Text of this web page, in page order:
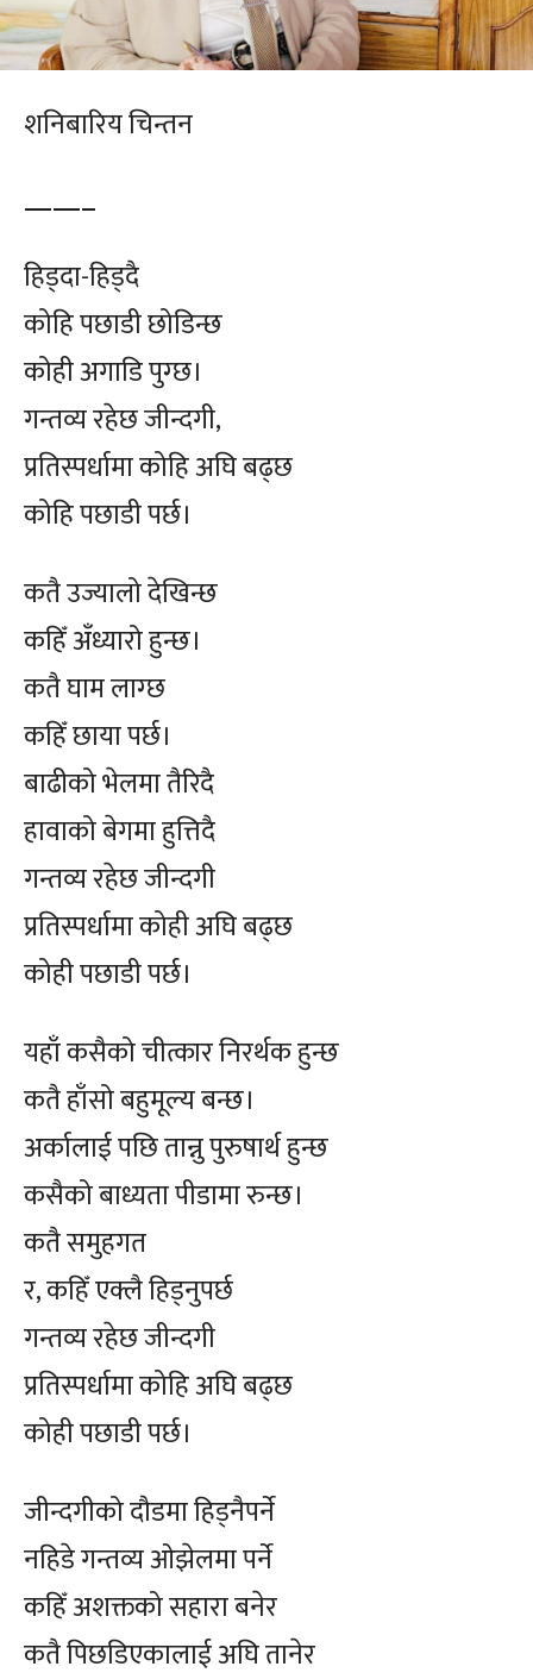
शनिबारिय चिन्तन
——–
हिड्दा-हिड्दै
कोहि पछाडी छोडिन्छ
कोही अगाडि पुग्छ।
गन्तव्य रहेछ जीन्दगी,
प्रतिस्पर्धामा कोहि अघि बढ्छ
कोहि पछाडी पर्छ।
कतै उज्यालो देखिन्छ
कहिँ अँध्यारो हुन्छ।
कतै घाम लाग्छ
कहिँ छाया पर्छ।
बाढीको भेलमा तैरिदै
हावाको बेगमा हुत्तिदै
गन्तव्य रहेछ जीन्दगी
प्रतिस्पर्धामा कोही अघि बढ्छ
कोही पछाडी पर्छ।
यहाँ कसैको चीत्कार निरर्थक हुन्छ
कतै हाँसो बहुमूल्य बन्छ।
अर्कालाई पछि तान्नु पुरुषार्थ हुन्छ
कसैको बाध्यता पीडामा रुन्छ।
कतै समुहगत
र, कहिँ एक्लै हिड्नुपर्छ
गन्तव्य रहेछ जीन्दगी
प्रतिस्पर्धामा कोहि अघि बढ्छ
कोही पछाडी पर्छ।
जीन्दगीको दौडमा हिड्नैपर्ने
नहिडे गन्तव्य ओझेलमा पर्ने
कहिँ अशक्तको सहारा बनेर
कतै पिछडिएकालाई अघि तानेर